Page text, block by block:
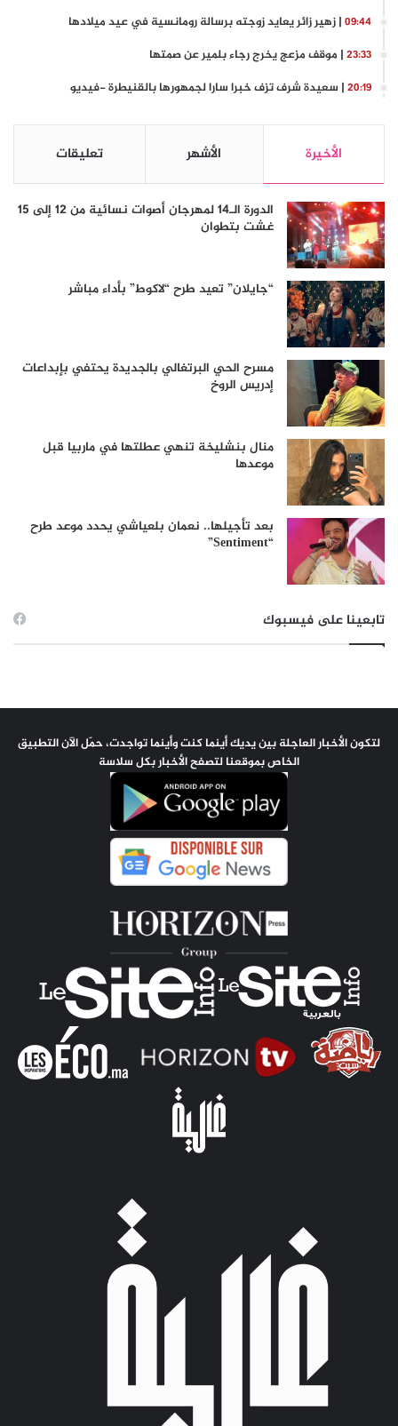
09:44 | زهير زائر يعايد زوجته برسالة رومانسية في عيد ميلادها
23:33 | موقف مزعج يخرج رجاء بلمير عن صمتها
20:19 | سعيدة شرف تزف خبرا سارا لجمهورها بالقنيطرة -فيديو
الأخيرة الأشهر تعليقات
الدورة الـ14 لمهرجان أصوات نسائية من 12 إلى 15
غشت بتطوان
“جايلان” تعيد طرح “لاكوط” بأداء مباشر
مسرح الحي البرتغالي بالجديدة يحتفي بإبداعات
إدريس الروخ
منال بنشليخة تنهي عطلتها في ماربيا قبل
موعدها
بعد تأجيلها.. نعمان بلعياشي يحدد موعد طرح
“Sentiment”
تابعينا على فيسبوك
لتكون الأخبار العاجلة بين يديك أينما كنت وأينما تواجدت، حمّل الآن التطبيق
الخاص بموقعنا لتصفح الأخبار بكل سلاسة